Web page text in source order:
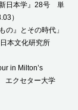
新日本学』28号 単
）
の』とその時代」
本文化研究所
in Milton’s
エクセター大学